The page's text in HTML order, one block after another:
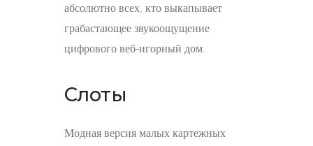
абсолютно всех, кто выкапывает
грабастающее звукоощущение
цифрового веб-игорный дом.
Слоты
Модная версия малых картежных